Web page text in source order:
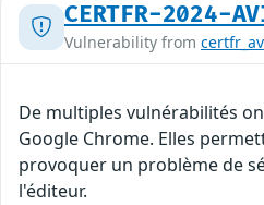
CERTFR-2024-
Vulnerability from
De multiples vulnérabilités
Google Chrome. Elles
provoquer un problème de
l'éditeur.